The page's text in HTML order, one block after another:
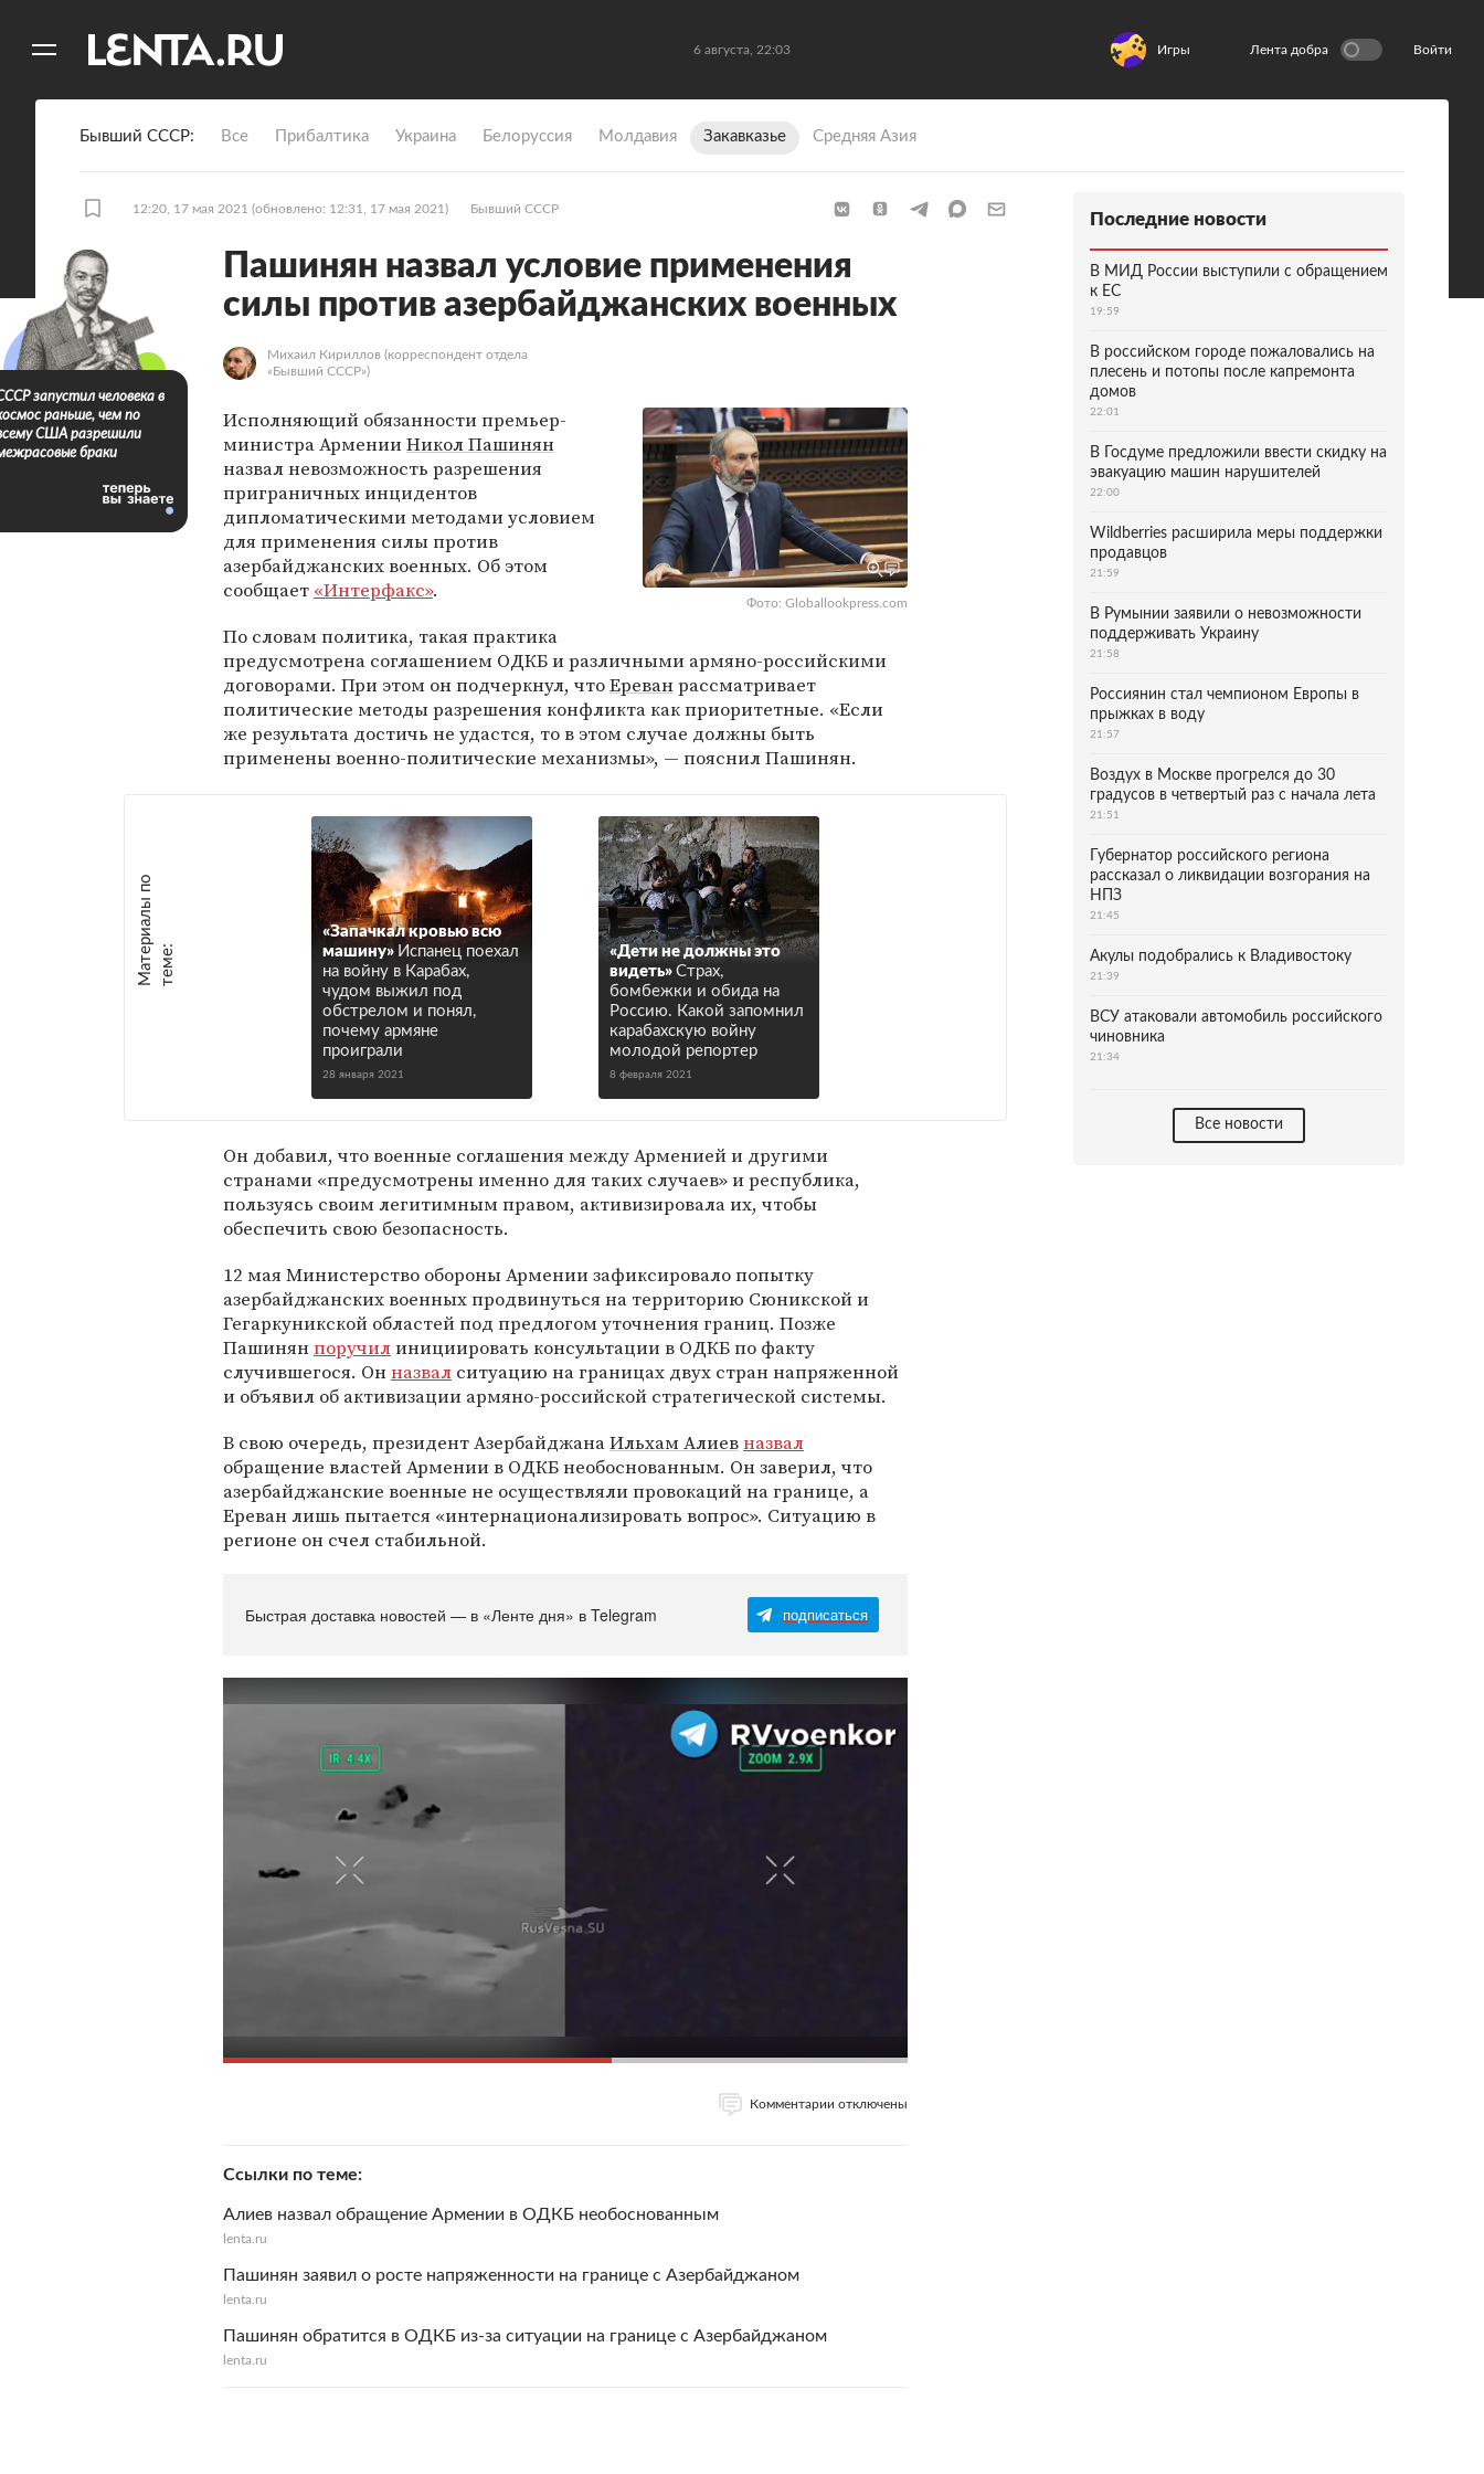
6 августа, 22:03 Игры Лента добра Войти
Бывший СССР Все Прибалтика Украина Белоруссия Молдавия Закавказье Средняя Азия
12:20, 17 мая 2021 (обновлено: 12:31, 17 мая 2021) Бывший СССР
Пашинян назвал условие применения
силы против азербайджанских военных
Михаил Кириллов (корреспондент отдела
«Бывший СССР»)
Фото: Globallookpress.com
Исполняющий обязанности премьер-
министра АрменииНикол Пашинян
назвал невозможность разрешения
приграничных инцидентов
дипломатическими методами условием
для применения силы против
азербайджанских военных. Об этом
сообщает «Интерфакс».
По словам политика, такая практика
предусмотрена соглашением ОДКБ и различными армяно-российскими
договорами. При этом он подчеркнул, чтоЕреванрассматривает
политические методы разрешения конфликта как приоритетные. «Если
же результата достичь не удастся, то в этом случае должны быть
применены военно-политические механизмы», — пояснил Пашинян.
М
а
т е
р
и
а
л
ы
п
о
т
е
м
е :
«Запачкал кровью всю
машину» Испанец поехал
на войну в Карабах,
чудом выжил под
обстрелом и понял,
почему армяне
проиграли
28 января 2021
«Дети не должны это
видеть» Страх,
бомбежки и обида на
Россию. Какой запомнил
карабахскую войну
молодой репортер
8 февраля 2021
Он добавил, что военные соглашения между Арменией и другими
странами «предусмотрены именно для таких случаев» и республика,
пользуясь своим легитимным правом, активизировала их, чтобы
обеспечить свою безопасность.
12 мая Министерство обороны Армении зафиксировало попытку
азербайджанских военных продвинуться на территорию Сюникской и
Гегаркуникской областей под предлогом уточнения границ. Позже
Пашинянпоручилинициировать консультации в ОДКБ по факту
случившегося. Онназвал ситуацию на границах двух стран напряженной
и объявил об активизации армяно-российской стратегической системы.
В свою очередь, президент АзербайджанаИльхам Алиевназвал
обращение властей Армении в ОДКБ необоснованным. Он заверил, что
азербайджанские военные не осуществляли провокаций на границе, а
Ереван лишь пытается «интернационализировать вопрос». Ситуацию в
регионе он счел стабильной.
Быстрая доставка новостей — в «Ленте дня» в Telegram подписаться
Комментарии отключены
Ссылки по теме
Алиев назвал обращение Армении в ОДКБ необоснованным
lenta.ru
Пашинян заявил о росте напряженности на границе с Азербайджаном
lenta.ru
Пашинян обратится в ОДКБ из-за ситуации на границе с Азербайджаном
lenta.ru
запустил человека в
раньше, чем по
США разрешили
браки
Последние новости
В МИД России выступили с обращением
к ЕС
19:59
В российском городе пожаловались на
плесень и потопы после капремонта
домов
22:01
В Госдуме предложили ввести скидку на
эвакуацию машин нарушителей
22:00
Wildberries расширила меры поддержки
продавцов
21:59
В Румынии заявили о невозможности
поддерживать Украину
21:58
Россиянин стал чемпионом Европы в
прыжках в воду
21:57
Воздух в Москве прогрелся до 30
градусов в четвертый раз с начала лета
21:51
Губернатор российского региона
рассказал о ликвидации возгорания на
НПЗ
21:45
Акулы подобрались к Владивостоку
21:39
ВСУ атаковали автомобиль российского
чиновника
21:34
Все новости